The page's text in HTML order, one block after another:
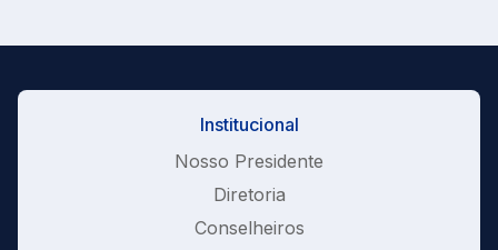
Institucional
Nosso Presidente
Diretoria
Conselheiros